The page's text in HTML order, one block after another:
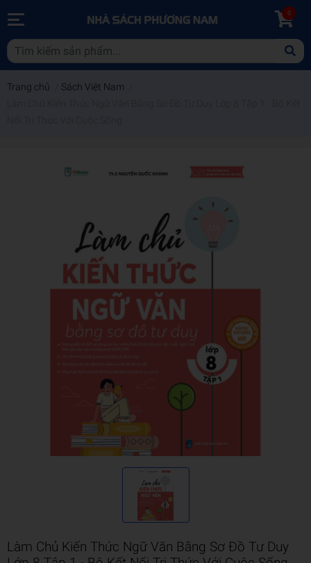
0
Trang chủ Sách Việt Nam
Làm Chủ Kiến Thức Ngữ Văn Bằng Sơ Đồ Tư Duy